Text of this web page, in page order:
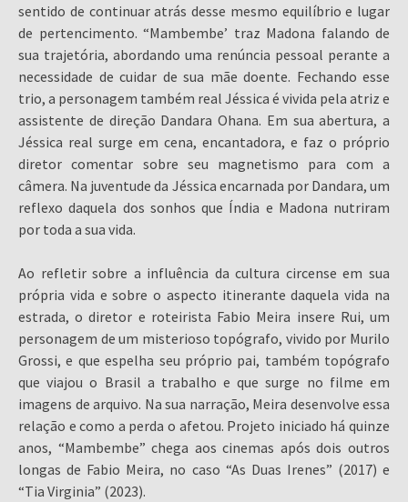
sentido de continuar atrás desse mesmo equilíbrio e lugar
de pertencimento. “Mambembe’ traz Madona falando de
sua trajetória, abordando uma renúncia pessoal perante a
necessidade de cuidar de sua mãe doente. Fechando esse
trio, a personagem também real Jéssica é vivida pela atriz e
assistente de direção Dandara Ohana. Em sua abertura, a
Jéssica real surge em cena, encantadora, e faz o próprio
diretor comentar sobre seu magnetismo para com a
câmera. Na juventude da Jéssica encarnada por Dandara, um
reflexo daquela dos sonhos que Índia e Madona nutriram
por toda a sua vida.
Ao refletir sobre a influência da cultura circense em sua
própria vida e sobre o aspecto itinerante daquela vida na
estrada, o diretor e roteirista Fabio Meira insere Rui, um
personagem de um misterioso topógrafo, vivido por Murilo
Grossi, e que espelha seu próprio pai, também topógrafo
que viajou o Brasil a trabalho e que surge no filme em
imagens de arquivo. Na sua narração, Meira desenvolve essa
relação e como a perda o afetou. Projeto iniciado há quinze
anos, “Mambembe” chega aos cinemas após dois outros
longas de Fabio Meira, no caso “As Duas Irenes” (2017) e
“Tia Virginia” (2023).